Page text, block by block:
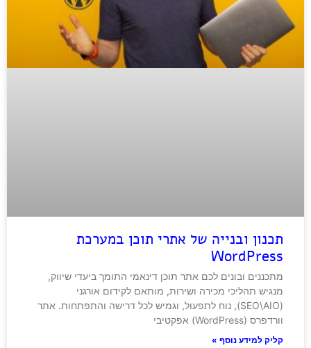
תכנון ובנייה של אתרי תוכן במערכת
WordPress
מתכננים ובונים לכם אתר תוכן דינאמי התומך ביעדי שיווק,
מנגיש תהליכי מכירה ושירות, מותאם לקידום אורגני
(SEO\AIO), נוח לתפעול, וגמיש לכל דרישה והתפתחות. אתר
וורדפרס (WordPress) אפקטיבי
קליק למידע נוסף »